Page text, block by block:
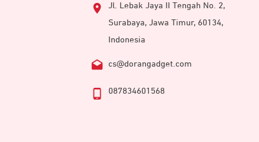
Jl. Lebak Jaya II Tengah No. 2,
Surabaya, Jawa Timur, 60134,
Indonesia
cs@dorangadget.com
087834601568